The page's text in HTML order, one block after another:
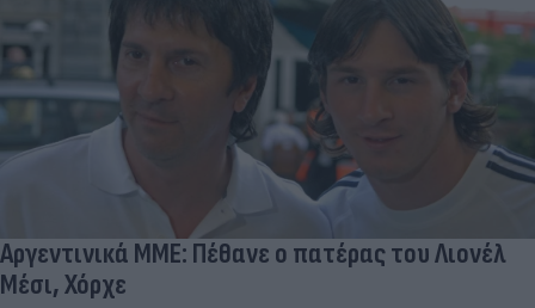
Αργεντινικά ΜΜΕ: Πέθανε ο πατέρας του Λιονέλ
Μέσι, Χόρχε